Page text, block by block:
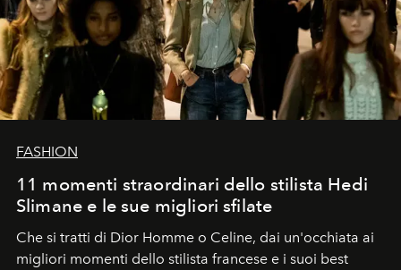
FASHION
11 momenti straordinari dello stilista Hedi
Slimane e le sue migliori sfilate
Che si tratti di Dior Homme o Celine, dai un'occhiata ai
migliori momenti dello stilista francese e i suoi best